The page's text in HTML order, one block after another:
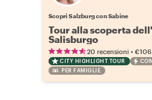
Scopri Salzburg con Sabine
Tour alla scoperta
Salisburgo
20 recensioni •
CITY HIGHLIGHT TOUR
PER FAMIGLIE